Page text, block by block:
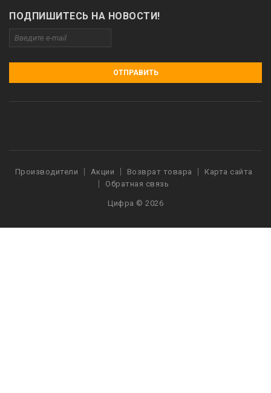
ПОДПИШИТЕСЬ НА НОВОСТИ!
ОТПРАВИТЬ
Производители Акции Возврат товара
Карта сайта
Обратная связь
Цифра © 2026